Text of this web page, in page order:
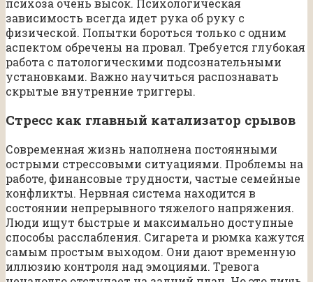
зависимость всегда идет рука об руку с
физической. Попытки бороться только с одним
аспектом обречены на провал. Требуется глубокая
работа с патологическими подсознательными
установками. Важно научиться распознавать
скрытые внутренние триггеры.
Стресс как главный катализатор срывов
Современная жизнь наполнена постоянными
острыми стрессовыми ситуациями. Проблемы на
работе, финансовые трудности, частые семейные
конфликты. Нервная система находится в
состоянии непрерывного тяжелого напряжения.
Люди ищут быстрые и максимально доступные
способы расслабления. Сигарета и рюмка кажутся
самым простым выходом. Они дают временную
иллюзию контроля над эмоциями. Тревога